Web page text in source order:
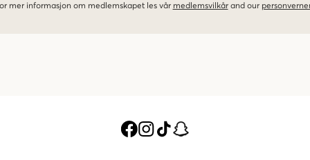
mer informasjon om medlemskapet les vår medlemsvilkår and our